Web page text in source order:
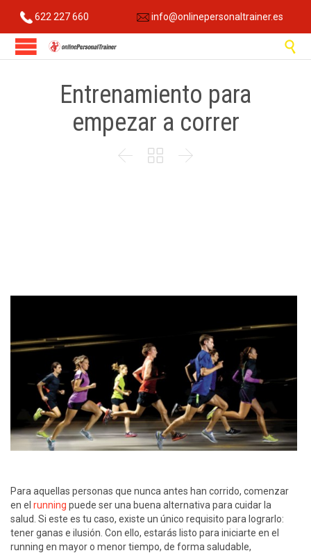
622 227 660 info@onlinepersonaltrainer.es

Entrenamiento para
empezar a correr
  
Para aquellas personas que nunca antes han corrido, comenzar
en el running puede ser una buena alternativa para cuidar la
salud. Si este es tu caso, existe un único requisito para lograrlo:
tener ganas e ilusión. Con ello, estarás listo para iniciarte en el
running en mayor o menor tiempo, de forma saludable,